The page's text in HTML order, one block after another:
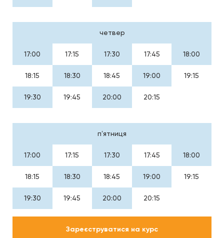
четвер
17:00 17:15 17:30 17:45 18:00
18:15 18:30 18:45 19:00 19:15
19:30 19:45 20:00 20:15
пʼятниця
17:00 17:15 17:30 17:45 18:00
18:15 18:30 18:45 19:00 19:15
19:30 19:45 20:00 20:15
Зареєструватися на курс